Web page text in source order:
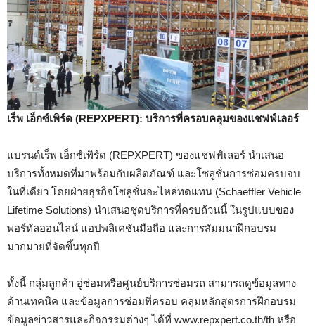
เร็พ เอ็กซ์เพิร์ด (REPXPERT): บริการที่ครอบคลุมของแชฟฟ์เลอร์
แบรนด์เร็พ เอ็กซ์เพิร์ด (REPXPERT) ของแชฟฟ์เลอร์ นำเสนอ
บริการทั้งหมดที่มาพร้อมกับผลิตภัณฑ์ และโซลูชั่นการซ่อมครบจบ
ในที่เดียว โดยฝ่ายธุรกิจโซลูชั่นอะไหล่ทดแทน (Schaeffler Vehicle
Lifetime Solutions) นำเสนอชุดบริการที่ครบถ้วนนี้ ในรูปแบบของ
พอร์ทัลออนไลน์ แอปพลิเคชันมือถือ และการสัมมนาฝึกอบรม
มากมายที่จัดขึ้นทุกปี
ทั้งนี้ กลุ่มลูกค้า อู่ซ่อมหรือศูนย์บริการซ่อมรถ สามารถดูข้อมูลทาง
ด้านเทคนิค และข้อมูลการซ่อมที่ครอบ คลุมหลักสูตรการฝึกอบรม
ข้อมูลข่าวสารและกิจกรรมต่างๆ ได้ที่ www.repxpert.co.th/th หรือ